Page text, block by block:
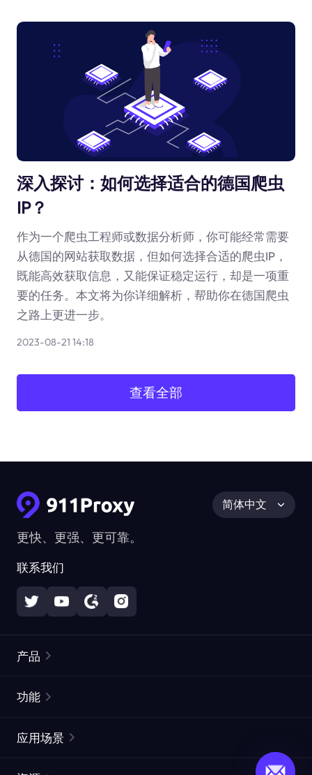
深入探讨：如何选择适合的德国爬虫
IP？
作为一个爬虫工程师或数据分析师，你可能经常需要
从德国的网站获取数据，但如何选择合适的爬虫IP，
既能高效获取信息，又能保证稳定运行，却是一项重
要的任务。本文将为你详细解析，帮助你在德国爬虫
之路上更进一步。
2023-08-21 14:18
查看全部
更快、更强、更可靠。
联系我们
简体中文
产品
静态住宅代理
功能
应用场景